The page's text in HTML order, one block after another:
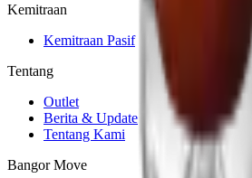
Kemitraan
Kemitraan Pasif
Tentang
Outlet
Berita & Update
Tentang Kami
Bangor Move